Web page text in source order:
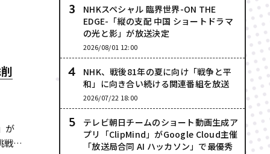
が
戦
NHKスペシャル 臨界世界-ON THE
EDGE-「縦の支配 中国 ショートドラマ
の光と影」が放送決定
2026/08/01 12:00
NHK、戦後81年の夏に向け「戦争と平
和」に向き合い続ける関連番組を放送
2026/07/22 18:00
テレビ朝日チームのショート動画生成ア
プリ「ClipMind」がGoogle Cloud主催
「放送局合同 AI ハッカソン」で最優秀